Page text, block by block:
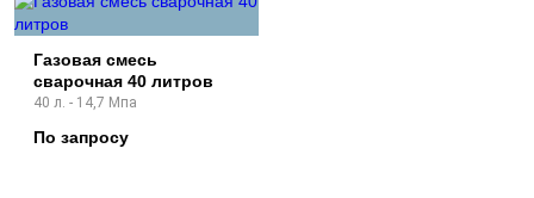
Газовая смесь
сварочная 40 литров
40 л. - 14,7 Мпа
По запросу